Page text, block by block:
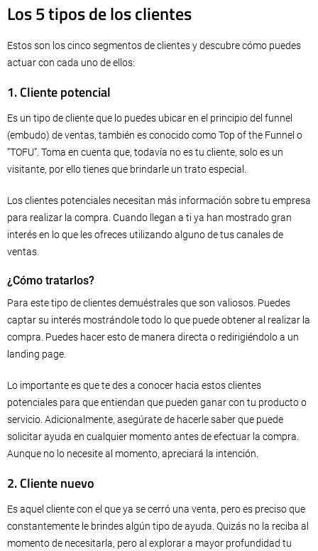
Los 5 tipos de los clientes
Estos son los cinco segmentos de clientes y descubre cómo puedes
actuar con cada uno de ellos:
1. Cliente potencial
Es un tipo de cliente que lo puedes ubicar en el principio del funnel
(embudo) de ventas, también es conocido como Top of the Funnel o
“TOFU”. Toma en cuenta que, todavía no es tu cliente, solo es un
visitante, por ello tienes que brindarle un trato especial.
Los clientes potenciales necesitan más información sobre tu empresa
para realizar la compra. Cuando llegan a ti ya han mostrado gran
interés en lo que les ofreces utilizando alguno de tus canales de
ventas.
¿Cómo tratarlos?
Para este tipo de clientes demuéstrales que son valiosos. Puedes
captar su interés mostrándole todo lo que puede obtener al realizar la
compra. Puedes hacer esto de manera directa o redirigiéndolo a un
landing page.
Lo importante es que te des a conocer hacia estos clientes
potenciales para que entiendan que pueden ganar con tu producto o
servicio. Adicionalmente, asegúrate de hacerle saber que puede
solicitar ayuda en cualquier momento antes de efectuar la compra.
Aunque no lo necesite al momento, apreciará la intención.
2. Cliente nuevo
Es aquel cliente con el que ya se cerró una venta, pero es preciso que
constantemente le brindes algún tipo de ayuda. Quizás no la reciba al
momento de necesitarla, pero al explorar a mayor profundidad tu